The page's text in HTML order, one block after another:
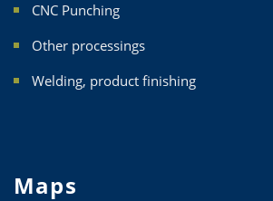
CNC Punching
Other processings
Welding, product finishing
Maps